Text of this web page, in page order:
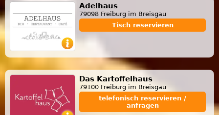
Adelhaus
79098 Freiburg im Breisgau
Tisch reservieren
Das Kartoffelhaus
79100 Freiburg im Breisgau
telefonisch reservieren /
anfragen